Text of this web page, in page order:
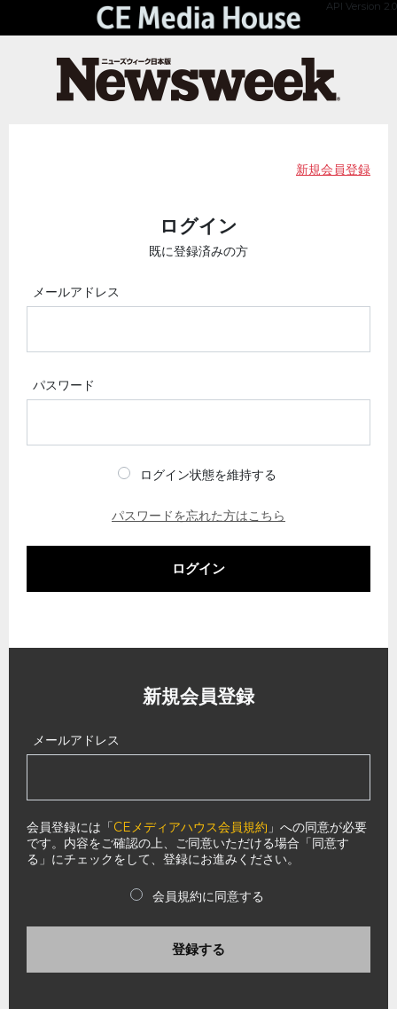
API Version 2.0
新規会員登録
ログイン
既に登録済みの方
メールアドレス
パスワード
ログイン状態を維持する
パスワードを忘れた方はこちら
ログイン
新規会員登録
メールアドレス
会員登録には「CEメディアハウス会員規約 」への同意が必要
です。内容をご確認の上、ご同意いただける場合「同意す
る」にチェックをして、登録にお進みください。
会員規約に同意する
登録する